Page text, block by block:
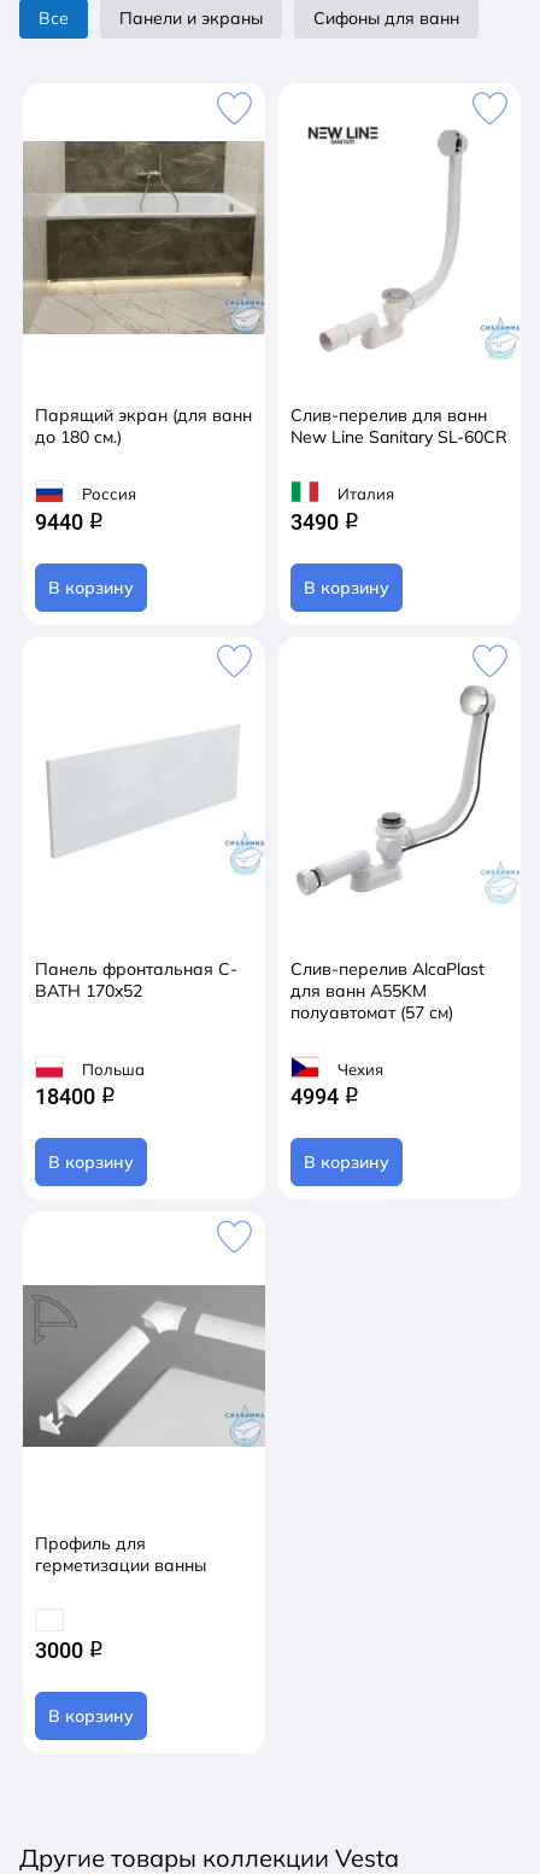
гидромассажа (кроме отдельно стоящих ванн).
акрила. Эта технология обеспечивает устойчивость
к истиранию,высокую прочность и химическую
прочность и обладает антискользящими
свойствами. Непористая поверхность литьевого
акрила обеспечивает защиту от осаждения грязи и
не создает благоприятную среду для развития
бактерий.
Все Панели и экраны Сифоны для ванн
Парящий экран (для ванн
до 180 см.)
Россия
9440 q
В корзину
Слив-перелив для ванн
New Line Sanitary SL-60CR
Италия
3490 q
В корзину
Панель фронтальная C-
BATH 170x52
Польша
18400 q
В корзину
Слив-перелив AlcaPlast
для ванн A55KM
полуавтомат (57 см)
Чехия
4994 q
В корзину
Профиль для
герметизации ванны
3000 q
В корзину
Другие товары коллекции Vesta